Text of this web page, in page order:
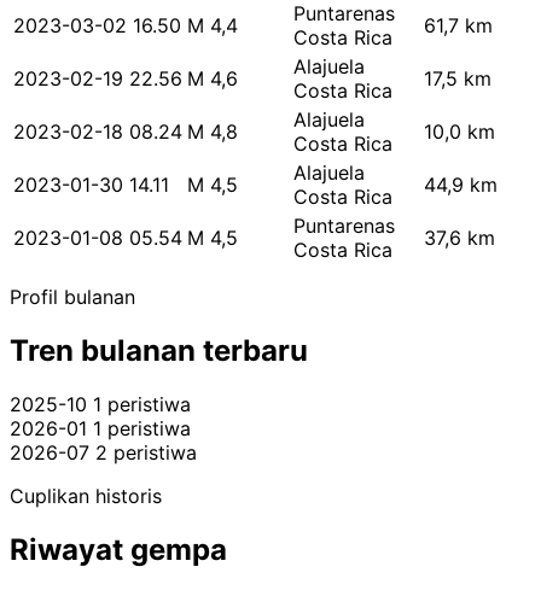
2023-03-02 16.50 M 4,4
Puntarenas
Costa Rica
61,7 km
2023-02-19 22.56 M 4,6
Alajuela
Costa Rica
17,5 km
2023-02-18 08.24 M 4,8
Alajuela
Costa Rica
10,0 km
2023-01-30 14.11 M 4,5
Alajuela
Costa Rica
44,9 km
2023-01-08 05.54 M 4,5
Puntarenas
Costa Rica
37,6 km
Profil bulanan
Tren bulanan terbaru
2025-10 1 peristiwa
2026-01 1 peristiwa
2026-07 2 peristiwa
Cuplikan historis
Riwayat gempa